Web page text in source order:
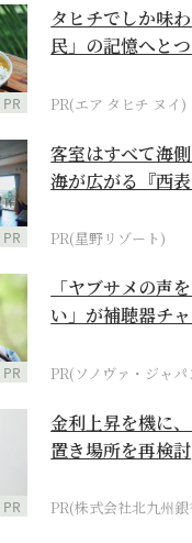
PR
タヒチでしか味
民」の記憶へと
PR(エア タヒチ ヌイ)
PR
客室はすべて海
海が広がる『西
PR(星野リゾート)
PR
「ヤブサメの声
い」が補聴器チ
PR(ソノヴァ・ジャ
PR
金利上昇を機に
置き場所を再検討
PR(株式会社北九州